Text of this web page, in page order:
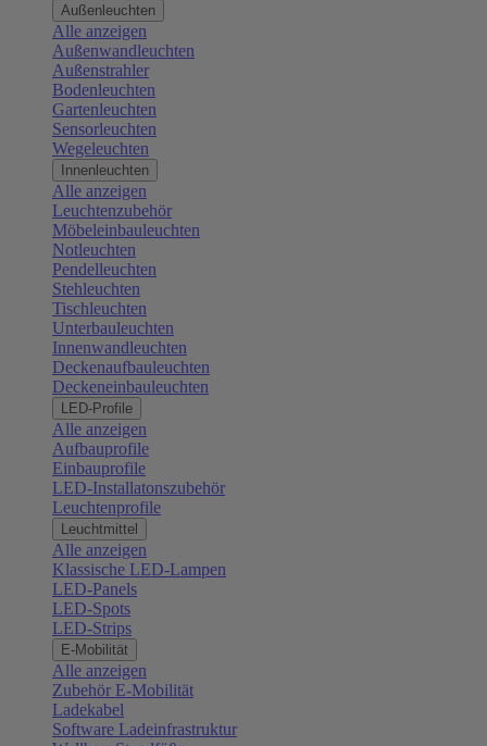
Außenleuchten
Alle anzeigen
Außenwandleuchten
Außenstrahler
Bodenleuchten
Gartenleuchten
Sensorleuchten
Wegeleuchten
Innenleuchten
Alle anzeigen
Leuchtenzubehör
Möbeleinbauleuchten
Notleuchten
Pendelleuchten
Stehleuchten
Tischleuchten
Unterbauleuchten
Innenwandleuchten
Deckenaufbauleuchten
Deckeneinbauleuchten
LED-Profile
Alle anzeigen
Aufbauprofile
Einbauprofile
LED-Installatonszubehör
Leuchtenprofile
Leuchtmittel
Alle anzeigen
Klassische LED-Lampen
LED-Panels
LED-Spots
LED-Strips
E-Mobilität
Alle anzeigen
Zubehör E-Mobilität
Ladekabel
Software Ladeinfrastruktur